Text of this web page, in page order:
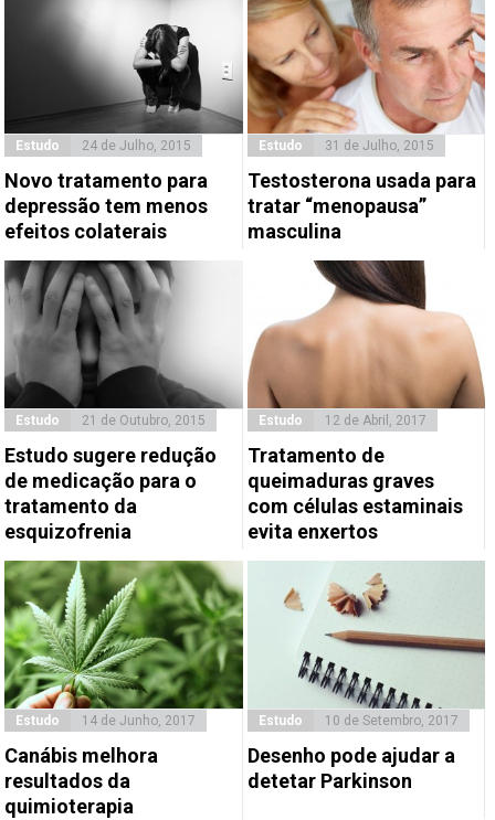
Estudo 24 de Julho, 2015
Novo tratamento para
depressão tem menos
efeitos colaterais
Estudo 31 de Julho, 2015
Testosterona usada para
tratar “menopausa”
masculina
Estudo 21 de Outubro, 2015
Estudo sugere redução
de medicação para o
tratamento da
esquizofrenia
Estudo 12 de Abril, 2017
Tratamento de
queimaduras graves
com células estaminais
evita enxertos
Estudo 14 de Junho, 2017
Canábis melhora
resultados da
quimioterapia
Estudo 10 de Setembro, 2017
Desenho pode ajudar a
detetar Parkinson